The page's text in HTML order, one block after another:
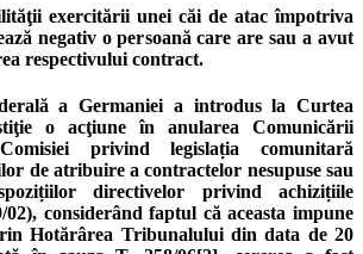
exercitării unei căi de atac împotriva
negativ o persoană care are sau a avut
respectivului contract.
a Germaniei a introdus la Curtea
o acţiune în anularea Comunicării
privind legislația comunitară
de atribuire a contractelor nesupuse sau
directivelor privind achizițiile
02), considerând faptul că aceasta impune
Hotărârea Tribunalului din data de 20